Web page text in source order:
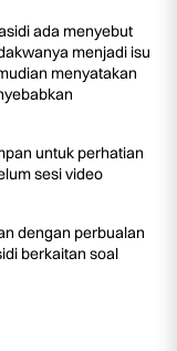
ada menyebut
menjadi isu
menyatakan
untuk perhatian
sesi video
dengan perbualan
berkaitan soal